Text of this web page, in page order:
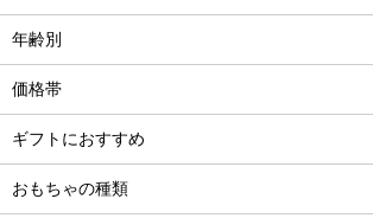
年齢別
価格帯
ギフトにおすすめ
おもちゃの種類